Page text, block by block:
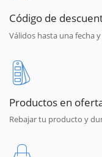
Código de
Válidos hasta una fecha
Productos en
Rebajar tu producto y